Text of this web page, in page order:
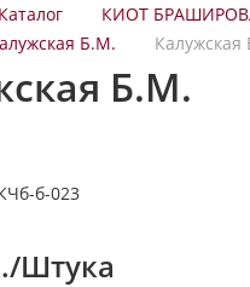
Каталог
КИОТ
Б.М.
Б.М.
б-023
Штука